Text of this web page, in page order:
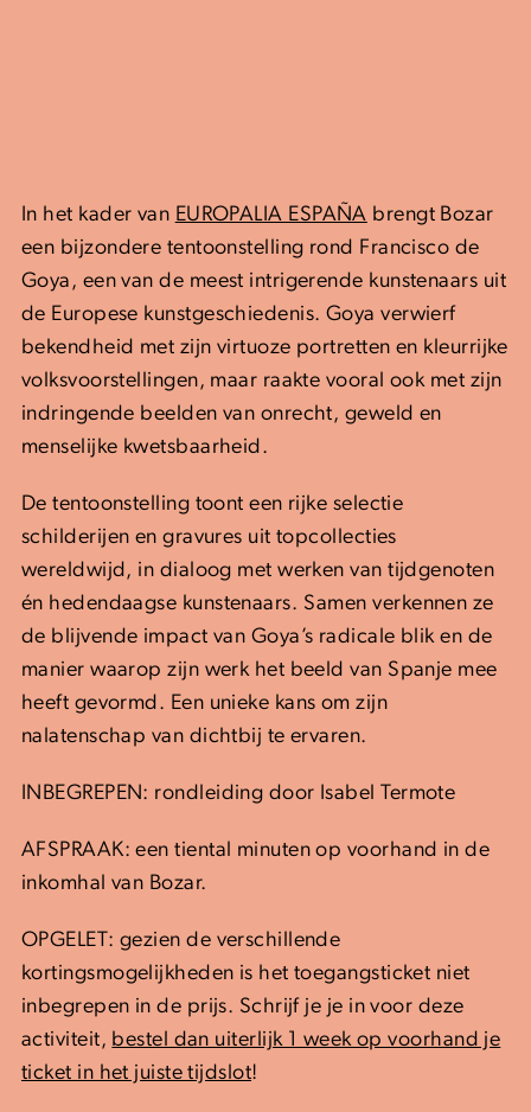
In het kader van EUROPALIA ESPAÑA brengt Bozar
een bijzondere tentoonstelling rond Francisco de
Goya, een van de meest intrigerende kunstenaars uit
de Europese kunstgeschiedenis. Goya verwierf
bekendheid met zijn virtuoze portretten en kleurrijke
volksvoorstellingen, maar raakte vooral ook met zijn
indringende beelden van onrecht, geweld en
menselijke kwetsbaarheid.
De tentoonstelling toont een rijke selectie
schilderijen en gravures uit topcollecties
wereldwijd, in dialoog met werken van tijdgenoten
én hedendaagse kunstenaars. Samen verkennen ze
de blijvende impact van Goya’s radicale blik en de
manier waarop zijn werk het beeld van Spanje mee
heeft gevormd. Een unieke kans om zijn
nalatenschap van dichtbij te ervaren.
INBEGREPEN: rondleiding door Isabel Termote
AFSPRAAK: een tiental minuten op voorhand in de
inkomhal van Bozar.
OPGELET: gezien de verschillende
kortingsmogelijkheden is het toegangsticket niet
inbegrepen in de prijs. Schrijf je je in voor deze
activiteit, bestel dan uiterlijk 1 week op voorhand je
ticket in het juiste tijdslot!